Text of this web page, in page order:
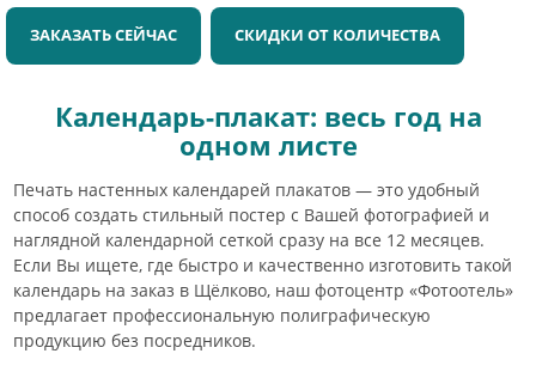
ЗАКАЗАТЬ СЕЙЧАС СКИДКИ ОТ КОЛИЧЕСТВА
Календарь-плакат: весь год на
одном листе
Печать настенных календарей плакатов — это удобный
способ создать стильный постер с Вашей фотографией и
наглядной календарной сеткой сразу на все 12 месяцев.
Если Вы ищете, где быстро и качественно изготовить такой
календарь на заказ в Щёлково, наш фотоцентр «Фотоотель»
предлагает профессиональную полиграфическую
продукцию без посредников.